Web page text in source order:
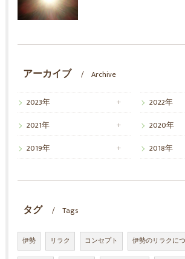
アーカイブ Archive
2023年
2022年
2021年
2020年
2019年
2018年
タグ Tags
伊勢 リラク コンセプト 伊勢のリラクに